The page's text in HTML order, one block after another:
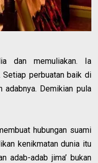
dan memuliakan. Ia
Setiap perbuatan baik di
adabnya. Demikian pula
hubungan suami
kenikmatan dunia itu
adab-adab jima’ bukan